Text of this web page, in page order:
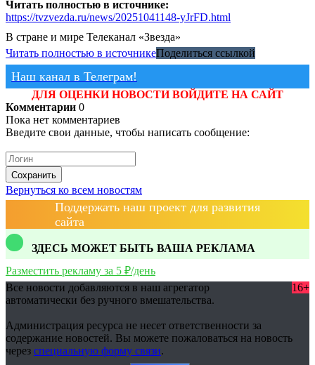
Читать полностью в источнике:
https://tvzvezda.ru/news/20251041148-yJrFD.html
В стране и мире Телеканал «Звезда»
Читать полностью в источникеПоделиться ссылкой
Наш канал в Телеграм!
ДЛЯ ОЦЕНКИ НОВОСТИ ВОЙДИТЕ НА САЙТ
Комментарии 0
Пока нет комментариев
Введите свои данные, чтобы написать сообщение:
Сохранить
Вернуться ко всем новостям
Поддержать наш проект для развития
сайта
ЗДЕСЬ МОЖЕТ БЫТЬ ВАША РЕКЛАМА
Разместить рекламу за 5 ₽/день
Все новости добавляются в наш агрегатор
автоматически без ручного вмешательства.
16+
Администрация ресурса не несет ответственности за
содержание новостей. Вы можете пожаловаться на новость
через специальную форму связи.